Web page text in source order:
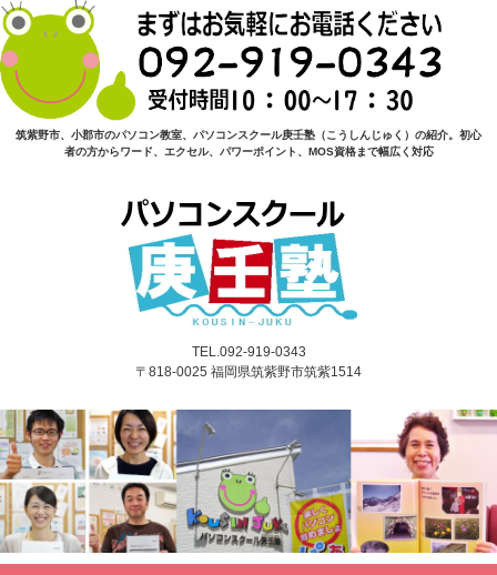
筑紫野市、小郡市のパソコン教室、パソコンスクール庚壬塾（こうしんじゅく）の紹介。初心
者の方からワード、エクセル、パワーポイント、MOS資格まで幅広く対応
TEL.092-919-0343
〒818-0025 福岡県筑紫野市筑紫1514